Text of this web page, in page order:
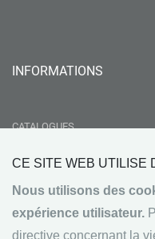
CE SITE WEB UTILISE
Nous utilisons des
expérience utilisateur.
directive concernant la
INFORMATIONS
CATALOGUES
RSE
GROUPEMENT NEBOPAN
NOS VALEURS